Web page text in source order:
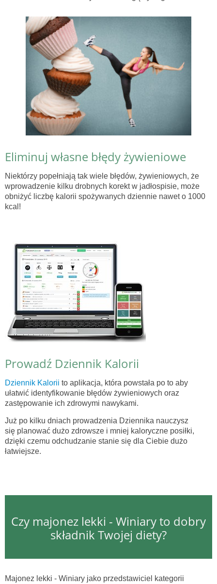
Eliminuj własne błędy żywieniowe
Niektórzy popełniają tak wiele błędów, żywieniowych, że
wprowadzenie kilku drobnych korekt w jadłospisie, może
obniżyć liczbę kalorii spożywanych dziennie nawet o 1000
kcal!
Prowadź Dziennik Kalorii
Dziennik Kalorii to aplikacja, która powstała po to aby
ułatwić identyfikowanie błędów żywieniowych oraz
zastępowanie ich zdrowymi nawykami.
Już po kilku dniach prowadzenia Dziennika nauczysz
się planować dużo zdrowsze i mniej kaloryczne posiłki,
dzięki czemu odchudzanie stanie się dla Ciebie dużo
łatwiejsze.
Czy majonez lekki - Winiary to dobry
składnik Twojej diety?
Majonez lekki - Winiary jako przedstawiciel kategorii